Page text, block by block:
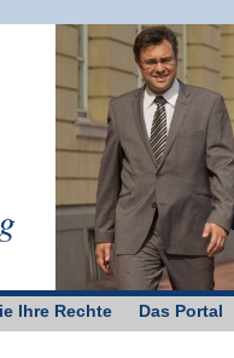
Ihre Rechte Das Portal